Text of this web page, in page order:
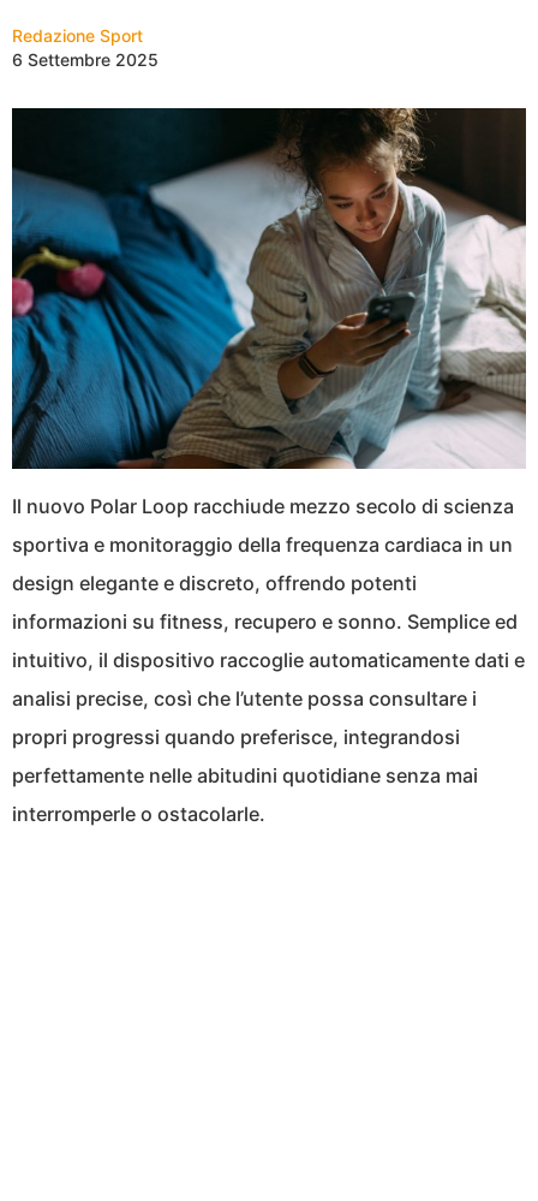
Redazione Sport
6 Settembre 2025
Il nuovo Polar Loop racchiude mezzo secolo di scienza
sportiva e monitoraggio della frequenza cardiaca in un
design elegante e discreto, offrendo potenti
informazioni su fitness, recupero e sonno. Semplice ed
intuitivo, il dispositivo raccoglie automaticamente dati e
analisi precise, così che l’utente possa consultare i
propri progressi quando preferisce, integrandosi
perfettamente nelle abitudini quotidiane senza mai
interromperle o ostacolarle.